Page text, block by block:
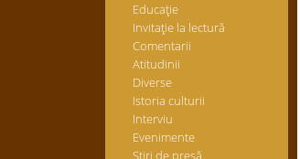
Educaţie
Invitaţie la lectură
Comentarii
Atitudinii
Diverse
Istoria culturii
Interviu
Evenimente
Știri de presă